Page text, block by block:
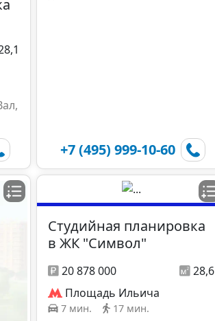
+7 (495) 999-10-60
Студийная планировка
в ЖК "Символ"
20 878 000
28,6
Площадь Ильича
7 мин. 17 мин.